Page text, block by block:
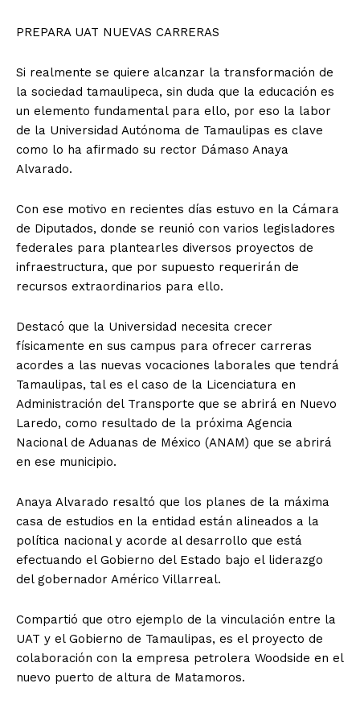
PREPARA UAT NUEVAS CARRERAS
Si realmente se quiere alcanzar la transformación de
la sociedad tamaulipeca, sin duda que la educación es
un elemento fundamental para ello, por eso la labor
de la Universidad Autónoma de Tamaulipas es clave
como lo ha afirmado su rector Dámaso Anaya
Alvarado.
Con ese motivo en recientes días estuvo en la Cámara
de Diputados, donde se reunió con varios legisladores
federales para plantearles diversos proyectos de
infraestructura, que por supuesto requerirán de
recursos extraordinarios para ello.
Destacó que la Universidad necesita crecer
físicamente en sus campus para ofrecer carreras
acordes a las nuevas vocaciones laborales que tendrá
Tamaulipas, tal es el caso de la Licenciatura en
Administración del Transporte que se abrirá en Nuevo
Laredo, como resultado de la próxima Agencia
Nacional de Aduanas de México (ANAM) que se abrirá
en ese municipio.
Anaya Alvarado resaltó que los planes de la máxima
casa de estudios en la entidad están alineados a la
política nacional y acorde al desarrollo que está
efectuando el Gobierno del Estado bajo el liderazgo
del gobernador Américo Villarreal.
Compartió que otro ejemplo de la vinculación entre la
UAT y el Gobierno de Tamaulipas, es el proyecto de
colaboración con la empresa petrolera Woodside en el
nuevo puerto de altura de Matamoros.